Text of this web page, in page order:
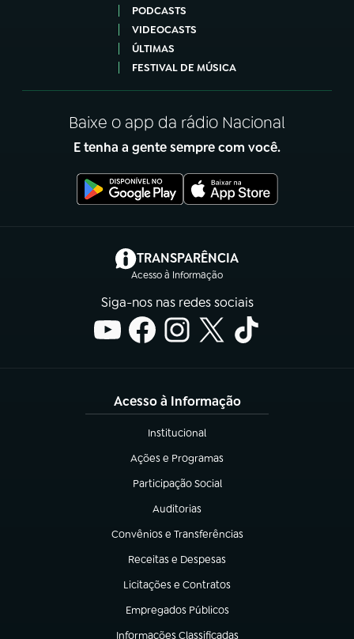
PODCASTS
VIDEOCASTS
ÚLTIMAS
FESTIVAL DE MÚSICA
Baixe o app da rádio Nacional
E tenha a gente sempre com você.
TRANSPARÊNCIA
Acesso à Informação
(abre em nova aba)
Siga-nos nas redes sociais
Acesso à Informação
Institucional
(abre em nova aba)
Ações e Programas
(abre em nova aba)
Participação Social
(abre em nova aba)
Auditorias
(abre em nova aba)
Convênios e Transferências
(abre em nova aba)
Receitas e Despesas
(abre em nova aba)
Licitações e Contratos
(abre em nova aba)
Empregados Públicos
(abre em nova aba)
Informações Classificadas